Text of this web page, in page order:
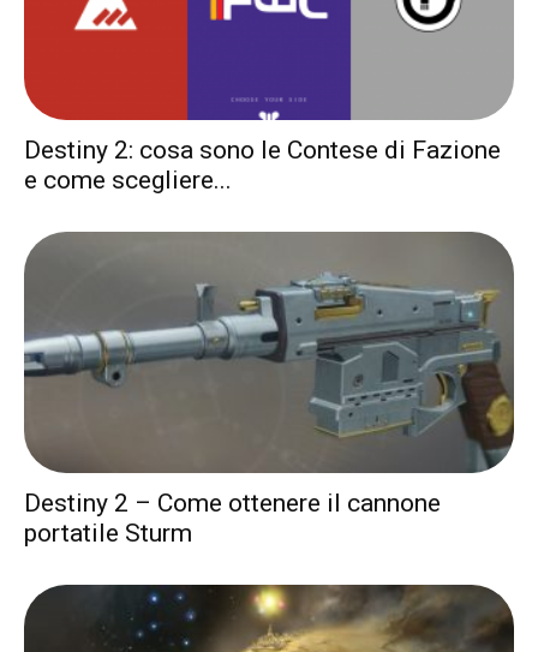
Destiny 2: cosa sono le Contese di Fazione
e come scegliere...
Destiny 2 – Come ottenere il cannone
portatile Sturm